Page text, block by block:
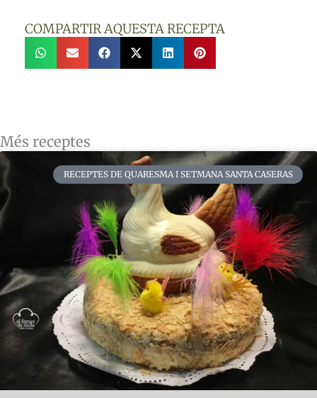
COMPARTIR AQUESTA RECEPTA
Més receptes
RECEPTES DE QUARESMA I SETMANA SANTA CASERAS